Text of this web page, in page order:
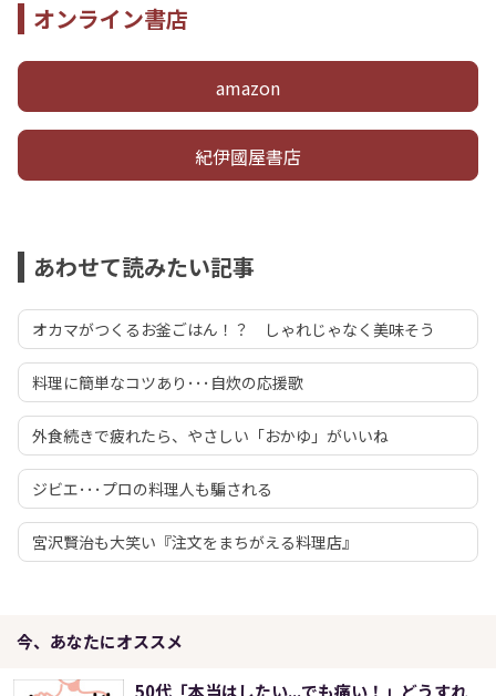
オンライン書店
amazon
紀伊國屋書店
あわせて読みたい記事
オカマがつくるお釜ごはん！？ しゃれじゃなく美味そう
料理に簡単なコツあり･･･自炊の応援歌
外食続きで疲れたら、やさしい「おかゆ」がいいね
ジビエ･･･プロの料理人も騙される
宮沢賢治も大笑い『注文をまちがえる料理店』
今、あなたにオススメ
50代「本当はしたい...でも痛い！」どうすれ